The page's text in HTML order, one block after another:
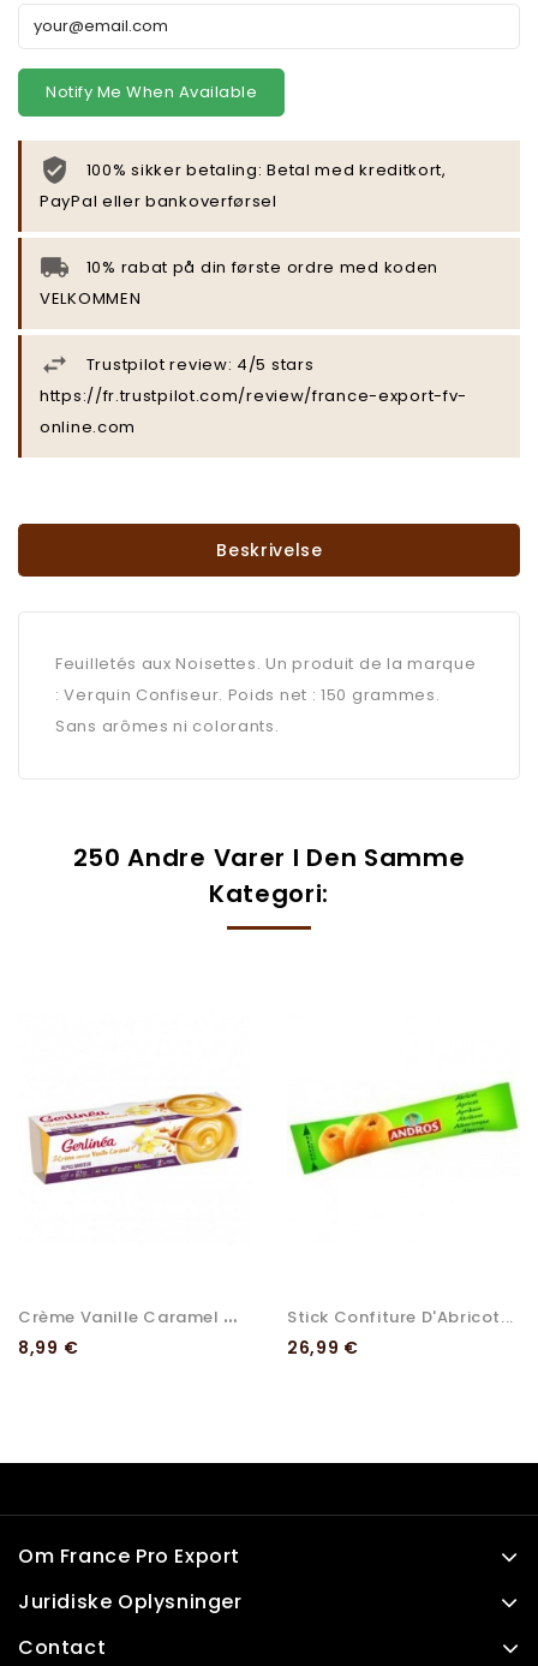
Notify Me When Available
100% sikker betaling: Betal med kreditkort,
PayPal eller bankoverførsel
10% rabat på din første ordre med koden
VELKOMMEN
Trustpilot review: 4/5 stars
https://fr.trustpilot.com/review/france-export-fv-
online.com
Beskrivelse
Feuilletés aux Noisettes. Un produit de la marque
: Verquin Confiseur. Poids net : 150 grammes.
Sans arômes ni colorants.
250 Andre Varer I Den Samme
Kategori:
C
Rème Vanille Caramel Gerlinéa
Pris
8,99 €
Stick Confiture D'Abricot...
Pris
26,99 €
Om France Pro Export
Juridiske Oplysninger
Contact